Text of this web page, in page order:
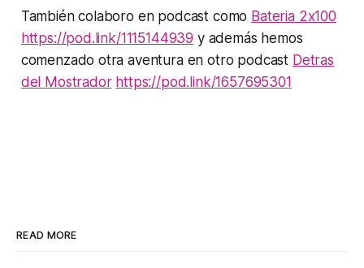
También colaboro en podcast como Bateria 2x100
https://pod.link/1115144939 y además hemos
comenzado otra aventura en otro podcast Detras
del Mostrador https://pod.link/1657695301
READ MORE